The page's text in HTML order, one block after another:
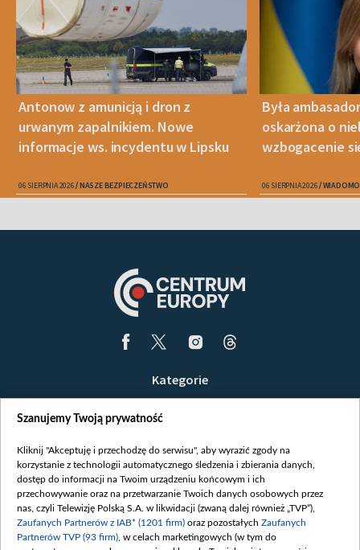
Antonow z amunicją i dron z
urwanym zapalnikiem. Nowe
informacje ws. incydentu w Lipsku
06 SIERPNIA 2026 NASZE BEZPIECZEŃSTWO
Była
oskarżona o
wzbogacenie
06 SIERPNIA 2026
Kategorie
Opinie
Białoruś / Polska
Czytelnia
Centrum Europy
O nas
Szanujemy Twoją prywatność
Kliknij "Akceptuję i przechodzę do serwisu", aby wyrazić zgody na
korzystanie z technologii automatycznego śledzenia i zbierania danych,
dostęp do informacji na Twoim urządzeniu końcowym i ich
przechowywanie oraz na przetwarzanie Twoich danych osobowych przez
nas, czyli Telewizję Polską S.A. w likwidacji (zwaną dalej również „TVP”),
Zaufanych Partnerów z IAB* (1201 firm) oraz pozostałych Zaufanych
Partnerów TVP (93 firm) , w celach marketingowych (w tym do